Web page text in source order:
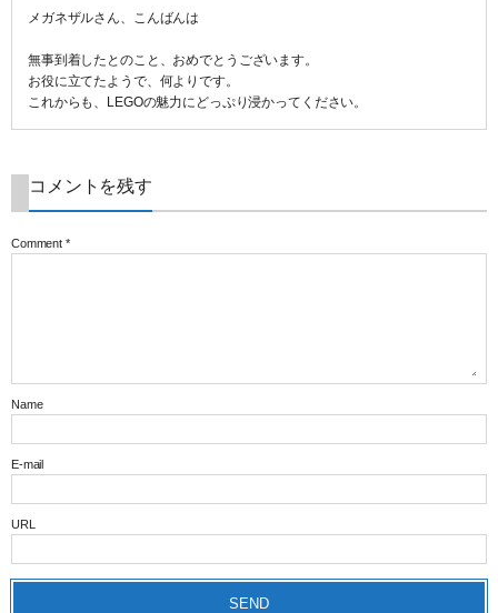
メガネザルさん、こんばんは
無事到着したとのこと、おめでとうございます。
お役に立てたようで、何よりです。
これからも、LEGOの魅力にどっぷり浸かってください。
コメントを残す
Comment *
Name
E-mail
URL